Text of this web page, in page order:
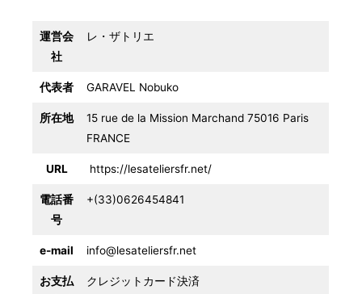
運営会
社
レ・ザトリエ
代表者 GARAVEL Nobuko
所在地
15 rue de la Mission Marchand 75016 Paris
FRANCE
URL https://lesateliersfr.net/
電話番
号
+(33)0626454841
e-mail info@lesateliersfr.net
お支払
クレジットカード決済